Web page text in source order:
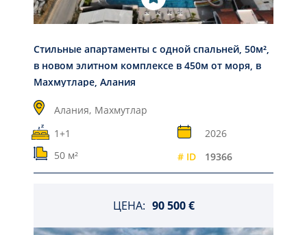
Стильные апартаменты с одной спальней, 50м²,
в новом элитном комплексе в 450м от моря, в
Махмутларе, Алания
Алания, Махмутлар
1+1
2026
50 м²
# ID 19366
ЦЕНА: 90 500 €